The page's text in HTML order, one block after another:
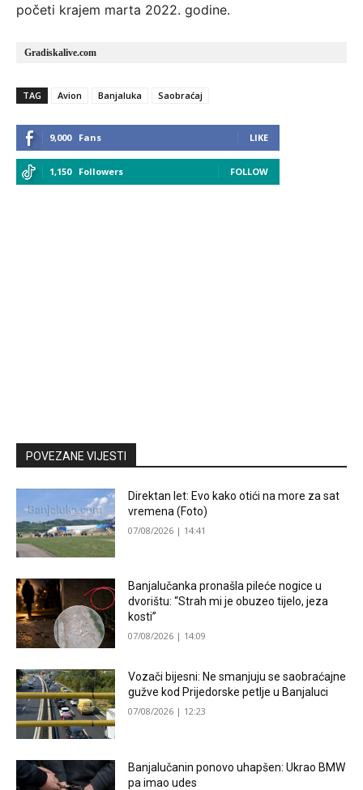
početi krajem marta 2022. godine.
Gradiskalive.com
TAG Avion Banjaluka Saobraćaj
9,000 Fans LIKE
1,150 Followers FOLLOW
POVEZANE VIJESTI
Direktan let: Evo kako otići na more za sat
vremena (Foto)
07/08/2026 | 14:41
Banjalučanka pronašla pileće nogice u
dvorištu: “Strah mi je obuzeo tijelo, jeza
kosti”
07/08/2026 | 14:09
Vozači bijesni: Ne smanjuju se saobraćajne
gužve kod Prijedorske petlje u Banjaluci
07/08/2026 | 12:23
Banjalučanin ponovo uhapšen: Ukrao BMW
pa imao udes